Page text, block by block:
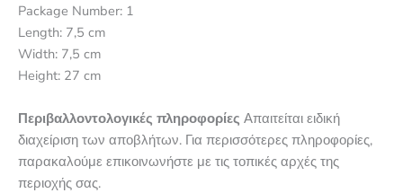
Package Number: 1
Length: 7,5 cm
Width: 7,5 cm
Height: 27 cm
Περιβαλλοντολογικές πληροφορίες Απαιτείται ειδική
διαχείριση των αποβλήτων. Για περισσότερες πληροφορίες,
παρακαλούμε επικοινωνήστε με τις τοπικές αρχές της
περιοχής σας.